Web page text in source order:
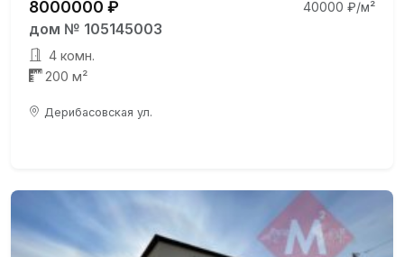
8000000 ₽ 40000 ₽/м²
дом № 105145003
4 комн.
200 м²
Дерибасовская ул.